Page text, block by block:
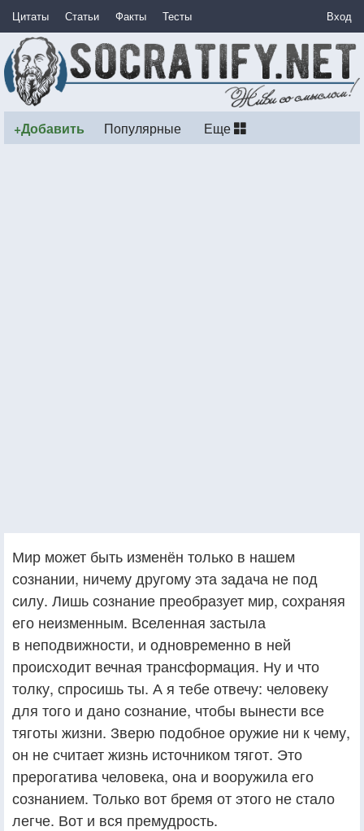
Цитаты Статьи Факты Тесты Вход
+Добавить Популярные Еще
Мир может быть изменён только в нашем
сознании, ничему другому эта задача не под
силу. Лишь сознание преобразует мир, сохраняя
его неизменным. Вселенная застыла
в неподвижности, и одновременно в ней
происходит вечная трансформация. Ну и что
толку, спросишь ты. А я тебе отвечу: человеку
для того и дано сознание, чтобы вынести все
тяготы жизни. Зверю подобное оружие ни к чему,
он не считает жизнь источником тягот. Это
прерогатива человека, она и вооружила его
сознанием. Только вот бремя от этого не стало
легче. Вот и вся премудрость.